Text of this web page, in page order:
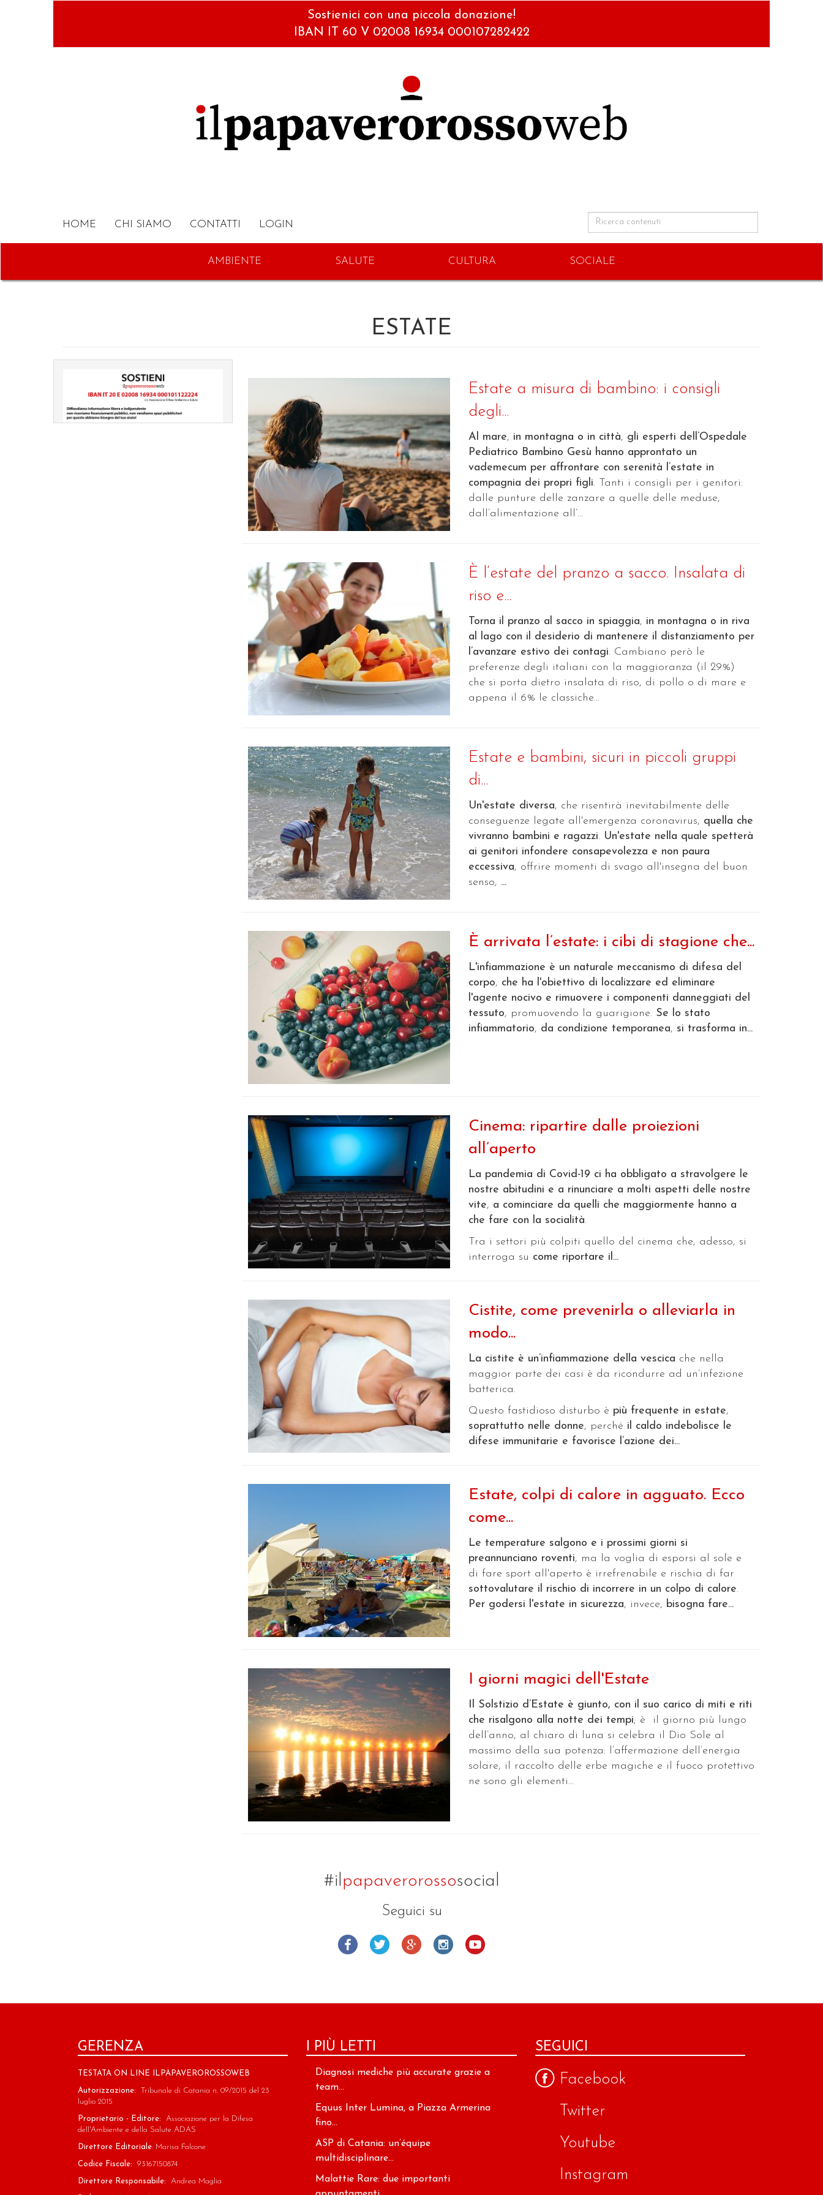
Sostienici con una piccola donazione!
IBAN IT 60 V 02008 16934 000107282422
HOME CHI SIAMO CONTATTI LOGIN
AMBIENTE SALUTE CULTURA SOCIALE
ESTATE
Estate a misura di bambino: i consigli
degli...
Al mare, in montagna o in città, gli esperti dell’Ospedale
Pediatrico Bambino Gesù hanno approntato un
vademecum per affrontare con serenità l’estate in
compagnia dei propri figli. Tanti i consigli per i genitori:
dalle punture delle zanzare a quelle delle meduse,
dall’alimentazione all’...
È l’estate del pranzo a sacco. Insalata di
riso e...
Torna il pranzo al sacco in spiaggia, in montagna o in riva
al lago con il desiderio di mantenere il distanziamento per
l’avanzare estivo dei contagi. Cambiano però le
preferenze degli italiani con la maggioranza (il 29%)
che si porta dietro insalata di riso, di pollo o di mare e
appena il 6% le classiche...
Estate e bambini, sicuri in piccoli gruppi
di...
Un'estate diversa, che risentirà inevitabilmente delle
conseguenze legate all'emergenza coronavirus, quella che
vivranno bambini e ragazzi. Un'estate nella quale spetterà
ai genitori infondere consapevolezza e non paura
eccessiva, offrire momenti di svago all'insegna del buon
senso, ...
È arrivata l’estate: i cibi di stagione che...
L'infiammazione è un naturale meccanismo di difesa del
corpo, che ha l'obiettivo di localizzare ed eliminare
l'agente nocivo e rimuovere i componenti danneggiati del
tessuto, promuovendo la guarigione. Se lo stato
infiammatorio, da condizione temporanea, si trasforma in...
Cinema: ripartire dalle proiezioni
all’aperto
La pandemia di Covid-19 ci ha obbligato a stravolgere le
nostre abitudini e a rinunciare a molti aspetti delle nostre
vite, a cominciare da quelli che maggiormente hanno a
che fare con la socialità.
Tra i settori più colpiti quello del cinema che, adesso, si
interroga su come riportare il...
Cistite, come prevenirla o alleviarla in
modo...
La cistite è un’infiammazione della vescica che nella
maggior parte dei casi è da ricondurre ad un’infezione
batterica.
Questo fastidioso disturbo è più frequente in estate,
soprattutto nelle donne, perché il caldo indebolisce le
difese immunitarie e favorisce l’azione dei...
Estate, colpi di calore in agguato. Ecco
come...
Le temperature salgono e i prossimi giorni si
preannunciano roventi, ma la voglia di esporsi al sole e
di fare sport all'aperto è irrefrenabile e rischia di far
sottovalutare il rischio di incorrere in un colpo di calore.
Per godersi l'estate in sicurezza, invece, bisogna fare...
I giorni magici dell'Estate
Il Solstizio d’Estate è giunto, con il suo carico di miti e riti
che risalgono alla notte dei tempi; è il giorno più lungo
dell’anno, al chiaro di luna si celebra il Dio Sole al
massimo della sua potenza: l’affermazione dell’energia
solare, il raccolto delle erbe magiche e il fuoco protettivo
ne sono gli elementi...
#ilpapaverorossosocial
Seguici su
GERENZA
TESTATA ON LINE ILPAPAVEROROSSOWEB
Autorizzazione: Tribunale di Catania n. 09/2015 del 23
luglio 2015
Proprietario - Editore: Associazione per la Difesa
dell'Ambiente e della Salute ADAS
Direttore Editoriale: Marisa Falcone
Codice Fiscale: 93167150874
Direttore Responsabile: Andrea Maglia
I PIÙ LETTI
Diagnosi mediche più accurate grazie a
team...
Equus Inter Lumina, a Piazza Armerina
fino...
ASP di Catania: un’équipe
multidisciplinare...
Malattie Rare: due importanti
SEGUICI
Facebook
Twitter
Youtube
Instagram